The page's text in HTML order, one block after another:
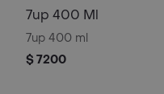
7up 400 Ml
7up 400 ml
$ 7200